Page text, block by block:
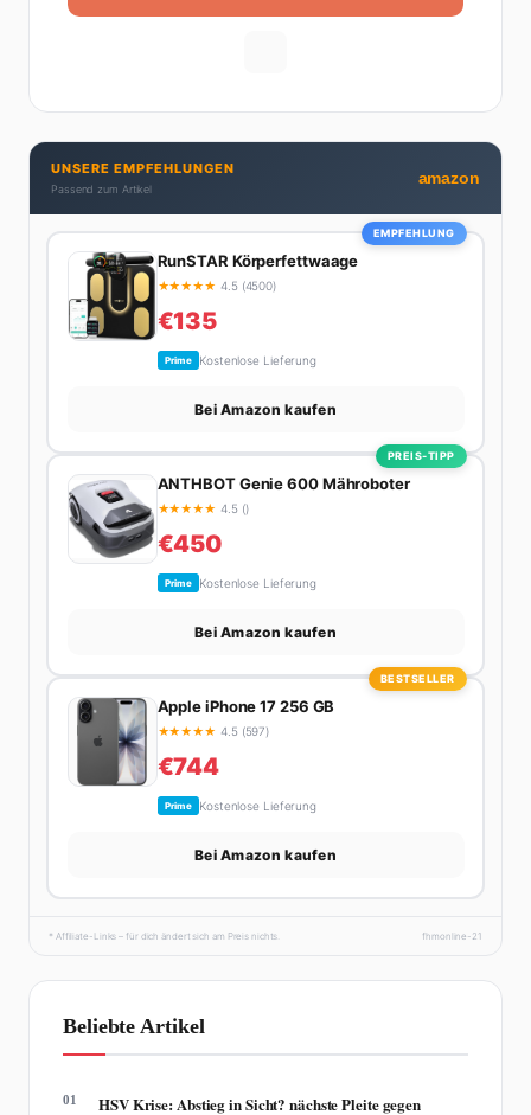
UNSERE EMPFEHLUNGEN
Passend zum Artikel
amazon
EMPFEHLUNG
RunSTAR Körperfettwaage
★★★★★ 4.5 (4500)
€135
Prime Kostenlose Lieferung
Bei Amazon kaufen
PREIS-TIPP
ANTHBOT Genie 600 Mähroboter
★★★★★ 4.5 ()
€450
Prime Kostenlose Lieferung
Bei Amazon kaufen
BESTSELLER
Apple iPhone 17 256 GB
★★★★★ 4.5 (597)
€744
Prime Kostenlose Lieferung
Bei Amazon kaufen
* Affiliate-Links – für dich ändert sich am Preis nichts. fhmonline-21
Beliebte Artikel
01
HSV Krise: Abstieg in Sicht? nächste Pleite gegen